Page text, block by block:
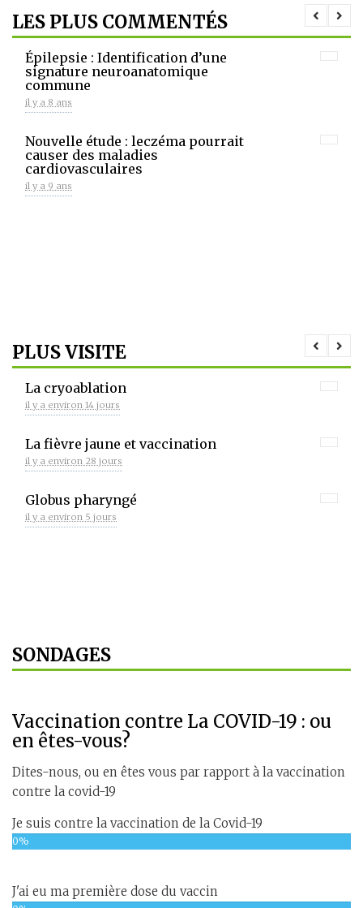
LES PLUS COMMENTÉS
Épilepsie : Identification d’une
signature neuroanatomique
commune
il y a 8 ans
Nouvelle étude : leczéma pourrait
causer des maladies
cardiovasculaires
il y a 9 ans
PLUS VISITE
La cryoablation
il y a environ 14 jours
La fièvre jaune et vaccination
il y a environ 28 jours
Globus pharyngé
il y a environ 5 jours
SONDAGES
Vaccination contre La COVID-19 : ou
en êtes-vous?
Dites-nous, ou en êtes vous par rapport à la vaccination
contre la covid-19
Je suis contre la vaccination de la Covid-19
0%
J'ai eu ma première dose du vaccin